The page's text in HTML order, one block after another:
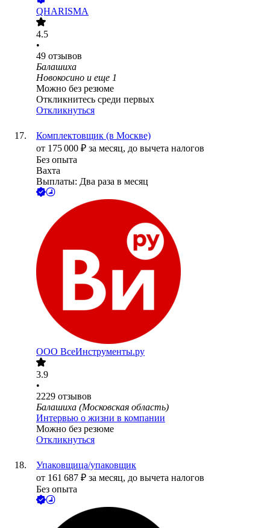
QHARISMA
4.5
•
49 отзывов
Балашиха
Новокосино и еще 1
Можно без резюме
Откликнитесь среди первых
Откликнуться
Комплектовщик (в Москве)
от 175 000 ₽ за месяц, до вычета налогов
Без опыта
Вахта
Выплаты: Два раза в месяц
ООО ВсеИнструменты.ру
3.9
•
2229 отзывов
Балашиха (Московская область)
Интервью о жизни в компании
Можно без резюме
Откликнуться
Упаковщица/упаковщик
от 161 687 ₽ за месяц, до вычета налогов
Без опыта